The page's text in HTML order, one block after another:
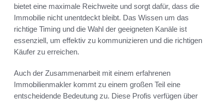
bietet eine maximale Reichweite und sorgt dafür, dass die
Immobilie nicht unentdeckt bleibt. Das Wissen um das
richtige Timing und die Wahl der geeigneten Kanäle ist
essenziell, um effektiv zu kommunizieren und die richtigen
Käufer zu erreichen.
Auch der Zusammenarbeit mit einem erfahrenen
Immobilienmakler kommt zu einem großen Teil eine
entscheidende Bedeutung zu. Diese Profis verfügen über